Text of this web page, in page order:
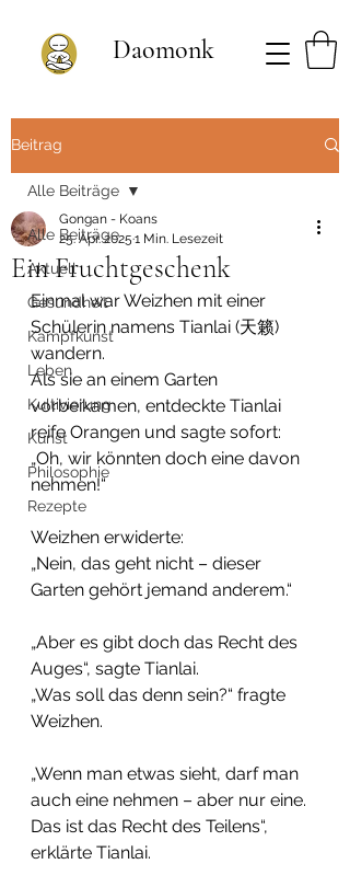
Daomonk
Beitrag
Alle Beiträge
Aktuell
Gesundheit
Kampfkunst
Leben
Kultivierung
Kunst
Philosophie
Rezepte
Alle Beiträge
Ein Fruchtgeschenk
Gongan - Koans
25. Apr. 2025 1 Min. Lesezeit
Einmal war Weizhen mit einer
Schülerin namens Tianlai (天籁)
wandern.
Als sie an einem Garten
vorbeikamen, entdeckte Tianlai
reife Orangen und sagte sofort:
„Oh, wir könnten doch eine davon
nehmen!“
Weizhen erwiderte:
„Nein, das geht nicht – dieser
Garten gehört jemand anderem.“
„Aber es gibt doch das Recht des
Auges“, sagte Tianlai.
„Was soll das denn sein?“ fragte
Weizhen.
„Wenn man etwas sieht, darf man
auch eine nehmen – aber nur eine.
Das ist das Recht des Teilens“,
erklärte Tianlai.